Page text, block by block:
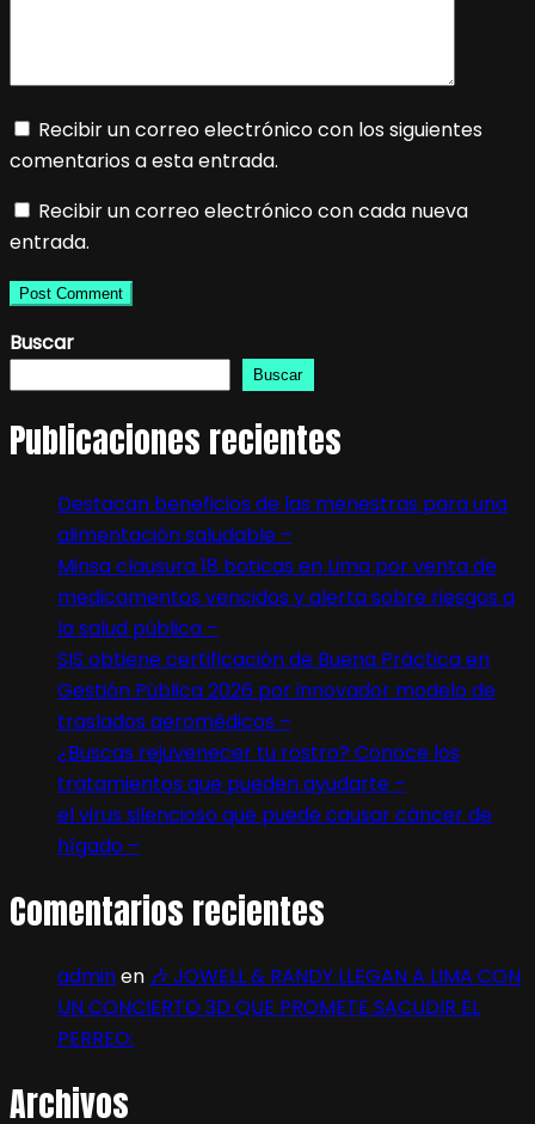
Recibir un correo electrónico con los siguientes
comentarios a esta entrada.
Recibir un correo electrónico con cada nueva
entrada.
Buscar
Buscar
Publicaciones recientes
Destacan beneficios de las menestras para una
alimentación saludable –
Minsa clausura 18 boticas en Lima por venta de
medicamentos vencidos y alerta sobre riesgos a
la salud pública –
SIS obtiene certificación de Buena Práctica en
Gestión Pública 2026 por innovador modelo de
traslados aeromédicos –
¿Buscas rejuvenecer tu rostro? Conoce los
tratamientos que pueden ayudarte –
el virus silencioso que puede causar cáncer de
hígado –
Comentarios recientes
adminen 🎶 JOWELL & RANDY LLEGAN A LIMA CON
UN CONCIERTO 3D QUE PROMETE SACUDIR EL
PERREO:
Archivos